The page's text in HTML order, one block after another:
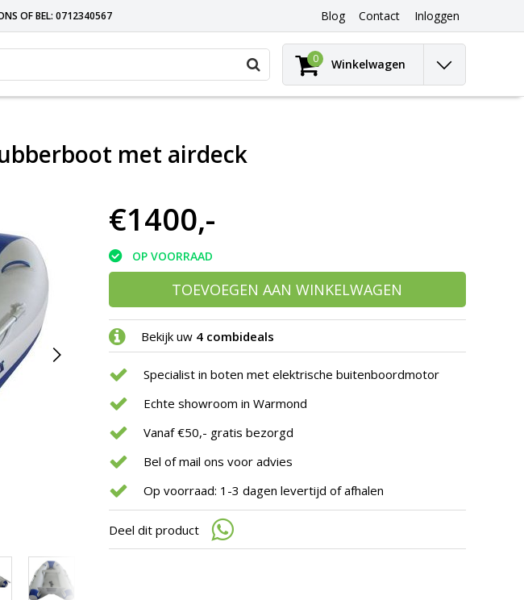
OF BEL: 0712340567 Blog Contact Inloggen
Gebruik
pijltjes
op
Enter
om
het
geselecteerde
gaan.
u
aanraaktoetsen
werkt,
kunt
u
touch-
en
gebruiken.
0 Winkelwagen
met airdeck
€1400,-
OP VOORRAAD
TOEVOEGEN AAN WINKELWAGEN
Bekijk uw 4 combideals
Specialist in boten met elektrische buitenboordmotor
Echte showroom in Warmond
Vanaf €50,- gratis bezorgd
Bel of mail ons voor advies
Op voorraad: 1-3 dagen levertijd of afhalen
Deel dit product